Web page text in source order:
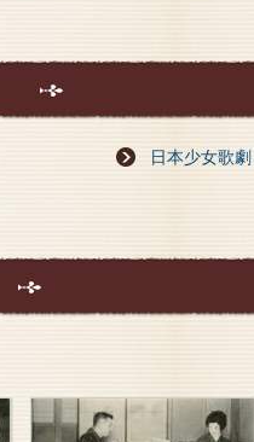
日本少女歌劇